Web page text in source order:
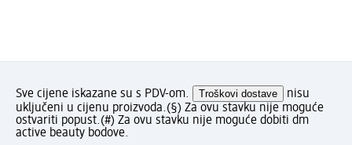
Sve cijene iskazane su s PDV-om. Troškovi dostave
nisu
uključeni u cijenu proizvoda.(§) Za ovu stavku nije moguće
ostvariti popust.(#) Za ovu stavku nije moguće dobiti dm
active beauty bodove.